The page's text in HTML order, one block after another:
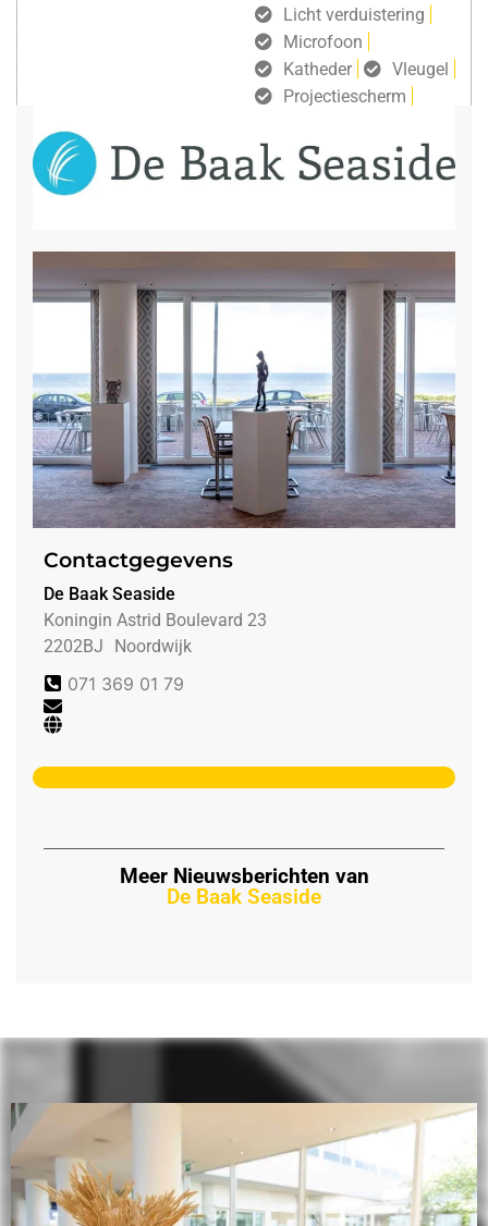
Licht verduistering
Microfoon
Katheder
Vleugel
Projectiescherm
gratis draadloos internet
Contactgegevens
De Baak Seaside
Koningin Astrid Boulevard 23
2202BJ
Noordwijk
071 369 01 79
Meer Nieuwsberichten van
De Baak Seaside